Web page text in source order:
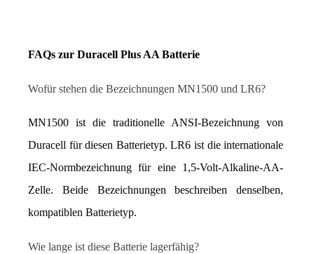
FAQs zur Duracell Plus AA Batterie
Wofür stehen die Bezeichnungen MN1500 und LR6?
MN1500 ist die traditionelle ANSI-Bezeichnung von
Duracell für diesen Batterietyp. LR6 ist die internationale
IEC-Normbezeichnung für eine 1,5-Volt-Alkaline-AA-
Zelle. Beide Bezeichnungen beschreiben denselben,
kompatiblen Batterietyp.
Wie lange ist diese Batterie lagerfähig?